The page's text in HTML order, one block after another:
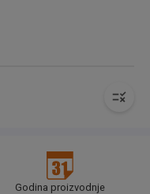
Godina proizvodnje